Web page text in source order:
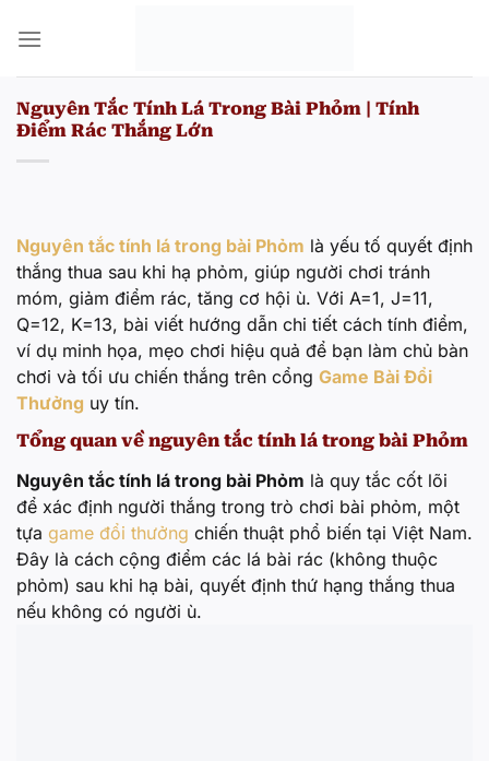
qua
Nguyên Tắc Tính Lá Trong Bài Phỏm | Tính
Điểm Rác Thắng Lớn
Nguyên tắc tính lá trong bài Phỏm là yếu tố quyết định
thắng thua sau khi hạ phỏm, giúp người chơi tránh
móm, giảm điểm rác, tăng cơ hội ù. Với A=1, J=11,
Q=12, K=13, bài viết hướng dẫn chi tiết cách tính điểm,
ví dụ minh họa, mẹo chơi hiệu quả để bạn làm chủ bàn
chơi và tối ưu chiến thắng trên cổng Game Bài Đổi
Thưởng uy tín.
Tổng quan về nguyên tắc tính lá trong bài Phỏm
Nguyên tắc tính lá trong bài Phỏm là quy tắc cốt lõi
để xác định người thắng trong trò chơi bài phỏm, một
tựa game đổi thưởng chiến thuật phổ biến tại Việt Nam.
Đây là cách cộng điểm các lá bài rác (không thuộc
phỏm) sau khi hạ bài, quyết định thứ hạng thắng thua
nếu không có người ù.